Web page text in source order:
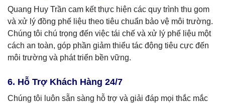
Quang Huy Trần cam kết thực hiện các quy trình thu gom
và xử lý đồng phế liệu theo tiêu chuẩn bảo vệ môi trường.
Chúng tôi chú trọng đến việc tái chế và xử lý phế liệu một
cách an toàn, góp phần giảm thiểu tác động tiêu cực đến
môi trường và phát triển bền vững.
6. Hỗ Trợ Khách Hàng 24/7
Chúng tôi luôn sẵn sàng hỗ trợ và giải đáp mọi thắc mắc